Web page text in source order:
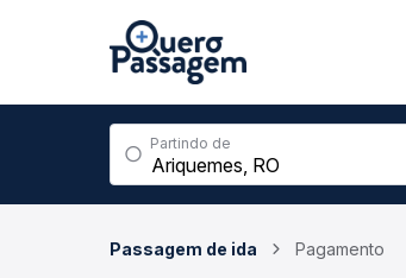
Partindo de
Passagem de ida Pagamento